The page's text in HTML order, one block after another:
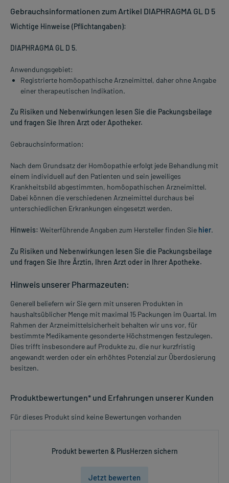
Gebrauchsinformationen zum Artikel DIAPHRAGMA GL D 5
Wichtige Hinweise (Pflichtangaben):
DIAPHRAGMA GL D 5.
Anwendungsgebiet:
Registrierte homöopathische Arzneimittel, daher ohne Angabe
einer therapeutischen Indikation.
Zu Risiken und Nebenwirkungen lesen Sie die Packungsbeilage
und fragen Sie Ihren Arzt oder Apotheker.
Gebrauchsinformation:
Nach dem Grundsatz der Homöopathie erfolgt jede Behandlung mit
einem individuell auf den Patienten und sein jeweiliges
Krankheitsbild abgestimmten, homöopathischen Arzneimittel.
Dabei können die verschiedenen Arzneimittel durchaus bei
unterschiedlichen Erkrankungen eingesetzt werden.
Hinweis: Weiterführende Angaben zum Hersteller finden Sie hier.
Zu Risiken und Nebenwirkungen lesen Sie die Packungsbeilage
und fragen Sie Ihre Ärztin, Ihren Arzt oder in Ihrer Apotheke.
Hinweis unserer Pharmazeuten:
Generell beliefern wir Sie gern mit unseren Produkten in
haushaltsüblicher Menge mit maximal 15 Packungen im Quartal. Im
Rahmen der Arzneimittelsicherheit behalten wir uns vor, für
bestimmte Medikamente gesonderte Höchstmengen festzulegen.
Dies trifft insbesondere auf Produkte zu, die nur kurzfristig
angewandt werden oder ein erhöhtes Potenzial zur Überdosierung
besitzen.
Produktbewertungen* und Erfahrungen unserer Kunden
Für dieses Produkt sind keine Bewertungen vorhanden
Produkt bewerten & PlusHerzen sichern
Jetzt bewerten